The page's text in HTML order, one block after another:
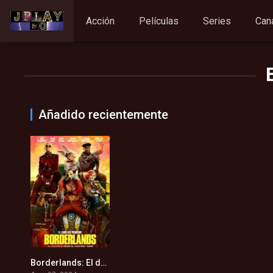
Acción Películas Series
Añadido recientemente
4.6
Borderlands: El destino del universo está en juego (2024)